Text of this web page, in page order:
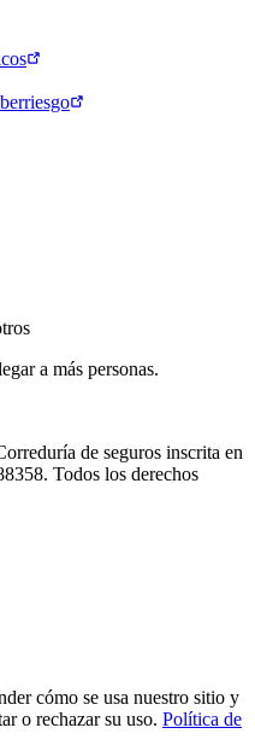
a más personas.
de seguros inscrita en
Todos los derechos
cómo se usa nuestro sitio y
o rechazar su uso. Política de